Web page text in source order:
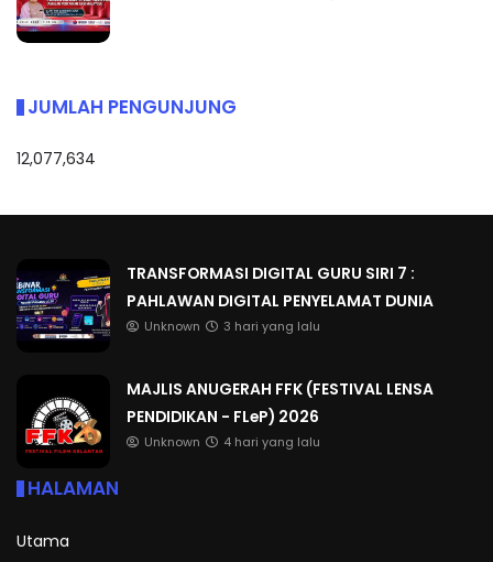
JUMLAH PENGUNJUNG
12,077,634
TRANSFORMASI DIGITAL GURU SIRI 7 :
PAHLAWAN DIGITAL PENYELAMAT DUNIA
Unknown 3 hari yang lalu
MAJLIS ANUGERAH FFK (FESTIVAL LENSA
PENDIDIKAN - FLeP) 2026
Unknown 4 hari yang lalu
HALAMAN
Utama